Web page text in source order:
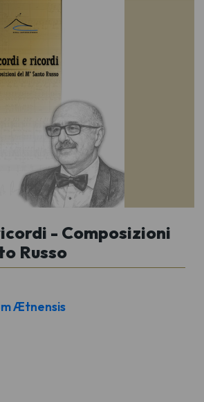
- Composizioni
Russo
Ætnensis